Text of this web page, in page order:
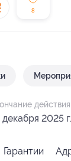
8
действия
декабря 2025 г.
Гарантии